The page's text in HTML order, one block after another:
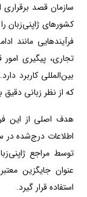
سازمان قصد برقراری
کشورهای ژاپنی‌زبان
فرآیندهایی مانند
تجاری، پیگیری امور
بین‌المللی کاربرد
که از نظر زبانی دقیق
هدف اصلی از این
اطلاعات درج‌شده در
توسط مراجع
عنوان جایگزین
استفاده قرار گیرد.